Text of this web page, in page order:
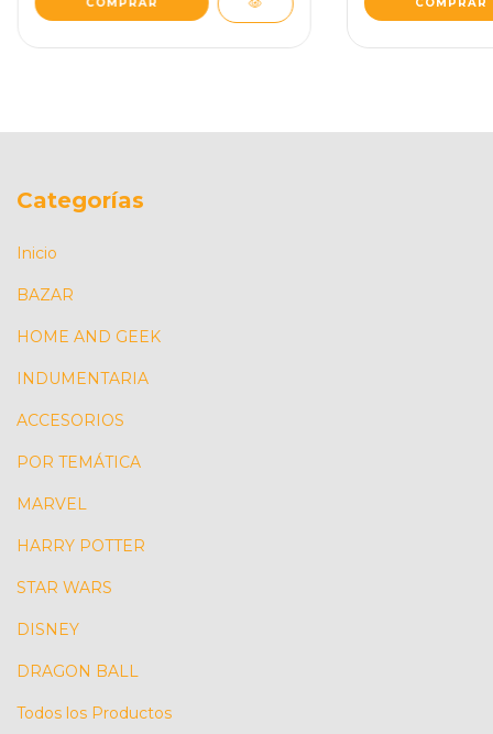
Categorías
Inicio
BAZAR
HOME AND GEEK
INDUMENTARIA
ACCESORIOS
POR TEMÁTICA
MARVEL
HARRY POTTER
STAR WARS
DISNEY
DRAGON BALL
Todos los Productos